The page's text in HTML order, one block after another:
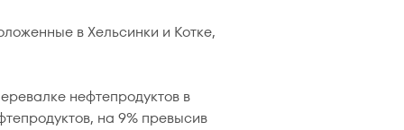
в Хельсинки и Котке,
нефтепродуктов в
на 9% превысив